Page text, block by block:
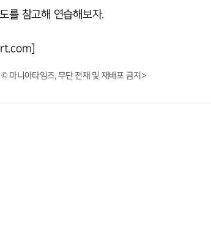
를 참고해 연습해보자.
마니아타임즈, 무단 전재 및 재배포 금지>